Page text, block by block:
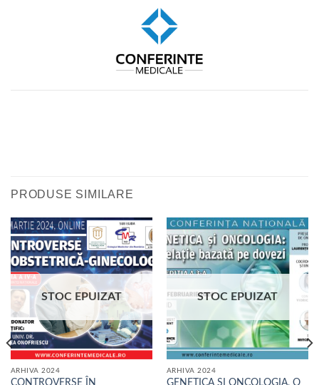
PRODUSE SIMILARE
STOC EPUIZAT
ARHIVA 2024
STOC EPUIZAT
ARHIVA 2024